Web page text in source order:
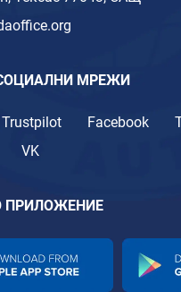
МРЕЖИ
Trustpilot Facebook
VK
ПРИЛОЖЕНИЕ